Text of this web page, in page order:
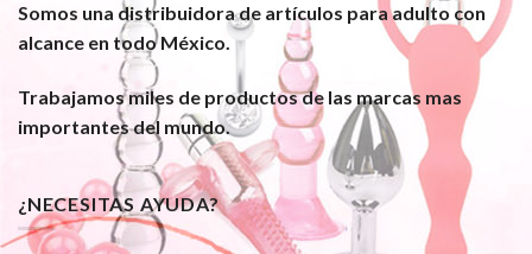
Somos una distribuidora de artículos para adulto con
alcance en todo México.
Trabajamos miles de productos de las marcas mas
importantes del mundo.
¿NECESITAS AYUDA?